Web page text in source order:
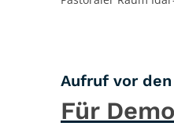
Aufruf vor den
Für